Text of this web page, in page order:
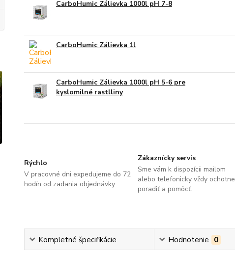
CarboHumic Zálievka 1000l pH 7-8
CarboHumic Zálievka 1l
CarboHumic Zálievka 1000l pH 5-6 pre
kyslomilné rastlliny
Rýchlo
V pracovné dni expedujeme do 72
hodín od zadania objednávky.
Zákaznícky servis
Sme vám k dispozícii mailom
alebo telefonicky vždy ochotne
poradiť a pomôcť.
Kompletné špecifikácie Hodnotenie 0